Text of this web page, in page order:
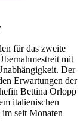
für das zweite
mit
Der
Erwartungen der
Bettina Orlopp
italienischen
seit Monaten